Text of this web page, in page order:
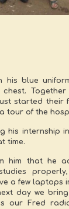
blue
Together
started their
tour of the
his internship
time.
him that he
a few laptops
day we
our Fred